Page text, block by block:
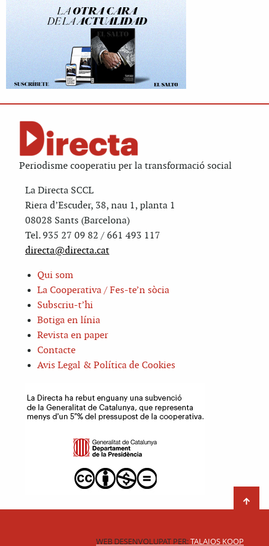
Periodisme cooperatiu per la transformació social
La Directa SCCL
Riera d’Escuder, 38, nau 1, planta 1
08028 Sants (Barcelona)
Tel. 935 27 09 82 / 661 493 117
directa@directa.cat
Qui som
La Cooperativa / Fes-te’n sòcia
Subscriu-t’hi
Botiga en línia
Revista en paper
Contacte
Avis Legal & Política de Cookies
WEB DESENVOLUPAT PER:TALAIOS KOOP